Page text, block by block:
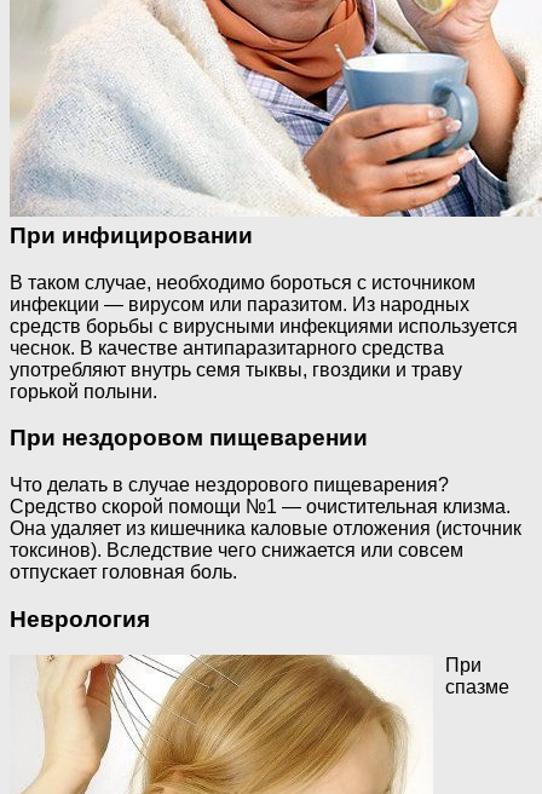
При инфицировании
В таком случае, необходимо бороться с источником
инфекции — вирусом или паразитом. Из народных
средств борьбы с вирусными инфекциями используется
чеснок. В качестве антипаразитарного средства
употребляют внутрь семя тыквы, гвоздики и траву
горькой полыни.
При нездоровом пищеварении
Что делать в случае нездорового пищеварения?
Средство скорой помощи №1 — очистительная клизма.
Она удаляет из кишечника каловые отложения (источник
токсинов). Вследствие чего снижается или совсем
отпускает головная боль.
Неврология
При
спазме